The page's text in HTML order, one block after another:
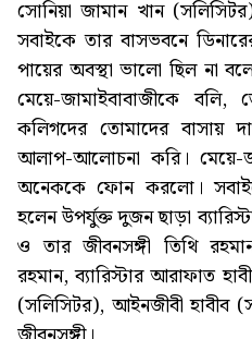
সোনিয়া জামান খান
সবাইকে তার বাসভবনে
পায়ের অবস্থা ভালো ছিল না
মেয়ে-জামাইবাবাজীকে
কলিগদের তোমাদের বাসায়
আলাপ-আলোচনা করি। মেয়ে-
অনেককে ফোন করলো।
হলেন উপর্যুক্ত দুজন ছাড়া
ও তার জীবনসঙ্গী তিথি
রহমান, ব্যারিস্টার আরাফাত
(সলিসিটর), আইনজীবী